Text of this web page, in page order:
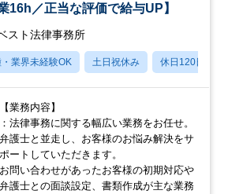
16h／正当な評価で給与UP】
スト法律事務所
業界未経験OK 土日祝休み 休日120日以上
【業務内容】
：法律事務に関する幅広い業務をお任せ。
弁護士と並走し、お客様のお悩み解決をサ
ポートしていただきます。
お問い合わせがあったお客様の初期対応や
弁護士との面談設定、書類作成が主な業務